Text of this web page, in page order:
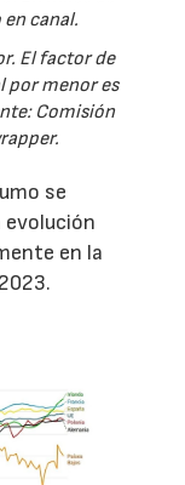
canal.
El factor de
por menor es
Comisión
se
evolución
en la